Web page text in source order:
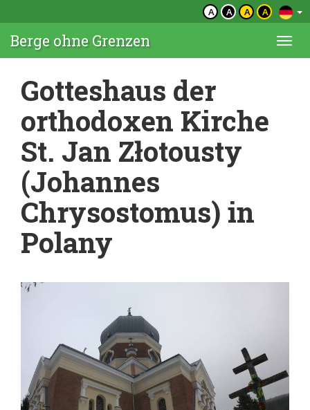
A A A A
Berge ohne Grenzen
Gotteshaus der
orthodoxen Kirche
St. Jan Złotousty
(Johannes
Chrysostomus) in
Polany